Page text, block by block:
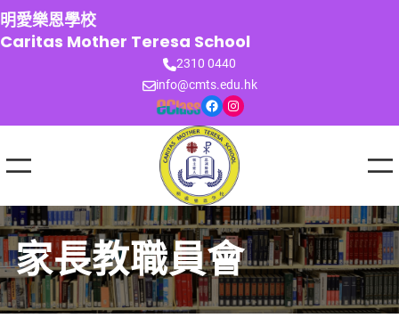
跳
至
主
明愛樂恩學校
Caritas Mother Teresa School
2310 0440
info@cmts.edu.hk
Facebook Instagram
家長教職員會